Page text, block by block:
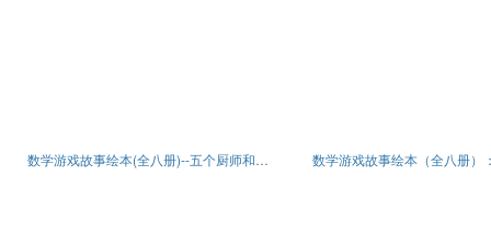
数学游戏故事绘本(全八册)--五个厨师和大饿魔